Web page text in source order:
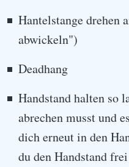
Hantelstange drehen
abwickeln")
Deadhang
Handstand halten so
abrechen musst und
dich erneut in den
du den Handstand